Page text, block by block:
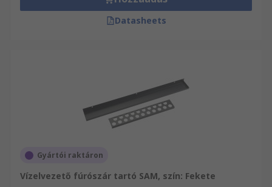
Datasheets
Gyártói raktáron
Vízelvezető fúrószár tartó SAM, szín: Fekete